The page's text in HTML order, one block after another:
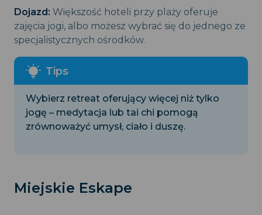
Dojazd: Większość hoteli przy plaży oferuje
zajęcia jogi, albo możesz wybrać się do jednego ze
specjalistycznych ośrodków.
Wybierz retreat oferujący więcej niż tylko
jogę – medytacja lub tai chi pomogą
zrównoważyć umysł, ciało i duszę.
Miejskie Eskape